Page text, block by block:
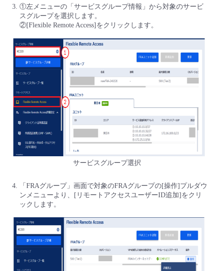
①左メニューの「サービスグループ情報」から対象のサービ
スグループを選択します。
②[Flexible Remote Access]をクリックします。
サービスグループ選択
「FRAグループ」画面で対象のFRAグループの[操作]プルダウ
ンメニューより、[リモートアクセスユーザーID追加]をクリ
ックします。